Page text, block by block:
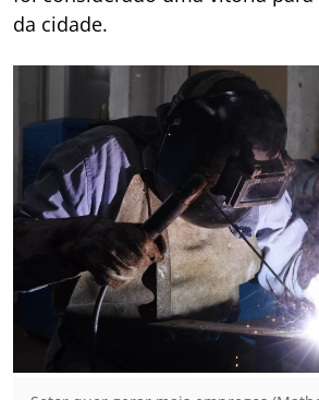
da cidade.